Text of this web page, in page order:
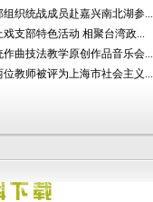
组织统战成员赴嘉兴南北湖参...
戏支部特色活动 相聚台湾政...
作曲技法教学原创作品音乐会...
位教师被评为上海市社会主义...